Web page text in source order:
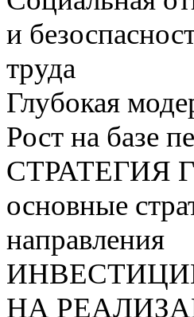
и
труда
Глубокая
Рост на базе
СТРАТЕГИЯ
основные
направления
НА